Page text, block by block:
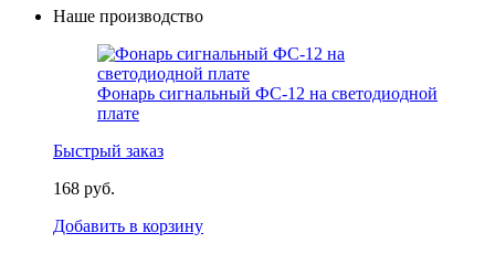
Наше производство
Фонарь сигнальный ФС-12 на светодиодной
плате
Быстрый заказ
168 руб.
Добавить в корзину